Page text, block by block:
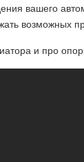
вашего
возможных
и про